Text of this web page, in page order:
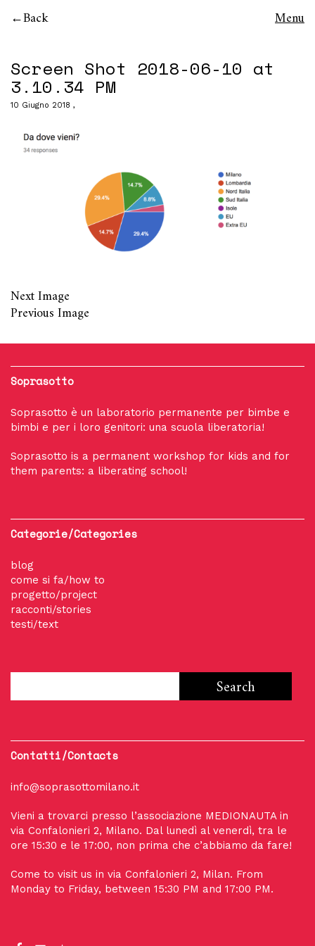
Back Menu
Screen Shot 2018-06-10 at
3.10.34 PM
10 Giugno 2018
Next Image
Previous Image
Soprasotto
Soprasotto è un laboratorio permanente per bimbe e
bimbi e per i loro genitori: una scuola liberatoria!
Soprasotto is a permanent workshop for kids and for
them parents: a liberating school!
Categorie/Categories
blog
come si fa/how to
progetto/project
racconti/stories
testi/text
Contatti/Contacts
info@soprasottomilano.it
Vieni a trovarci presso l’associazione MEDIONAUTA in
via Confalonieri 2, Milano. Dal lunedì al venerdì, tra le
ore 15:30 e le 17:00, non prima che c’abbiamo da fare!
Come to visit us in via Confalonieri 2, Milan. From
Monday to Friday, between 15:30 PM and 17:00 PM.